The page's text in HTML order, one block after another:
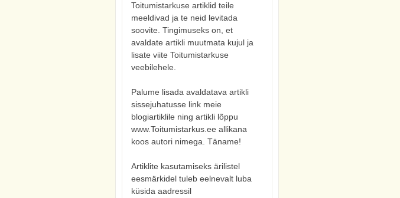
Toitumistarkuse artiklid teile
meeldivad ja te neid levitada
soovite. Tingimuseks on, et
avaldate artikli muutmata kujul ja
lisate viite Toitumistarkuse
veebilehele.
Palume lisada avaldatava artikli
sissejuhatusse link meie
blogiartiklile ning artikli lõppu
www.Toitumistarkus.ee allikana
koos autori nimega. Täname!
Artiklite kasutamiseks ärilistel
eesmärkidel tuleb eelnevalt luba
küsida aadressil